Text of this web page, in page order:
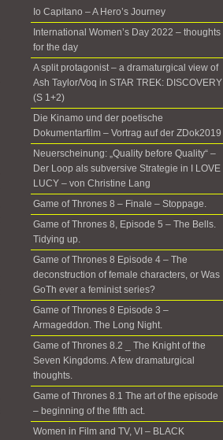
Io Capitano – A Hero’s Journey
International Women’s Day 2022 – thoughts
for the day
A split protagonist – a dramaturgical view of
Ash Taylor/Voq in STAR TREK: DISCOVERY
(S 1+2)
Die Kinamo und der poetische
Dokumentarfilm – Vortrag auf der ZDok2019
Neuerscheinung: „Quality before Quality“ –
Der Loop als subversive Strategie in I LOVE
LUCY – von Christine Lang
Game of Thrones 8 – Finale – Stoppage.
Game of Thrones 8, Episode 5 – The Bells.
Tidying up.
Game of Thrones 8 Episode 4 – The
deconstruction of female characters, or Was
GoTh ever a feminist series?
Game of Thrones 8 Episode 3 –
Armageddon. The Long Night.
Game of Thrones 8.2 _ The Knight of the
Seven Kingdoms. A few dramaturgical
thoughts.
Game of Thrones 8.1 The art of the episode
– beginning of the fifth act.
Women in Film and TV, VI – BLACK